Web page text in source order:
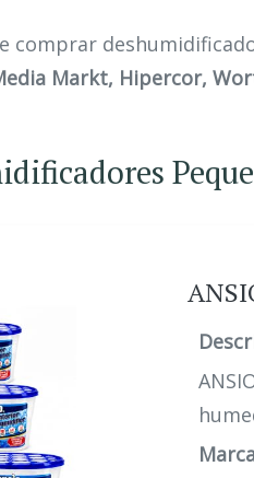
comprar
Markt, Hipercor,